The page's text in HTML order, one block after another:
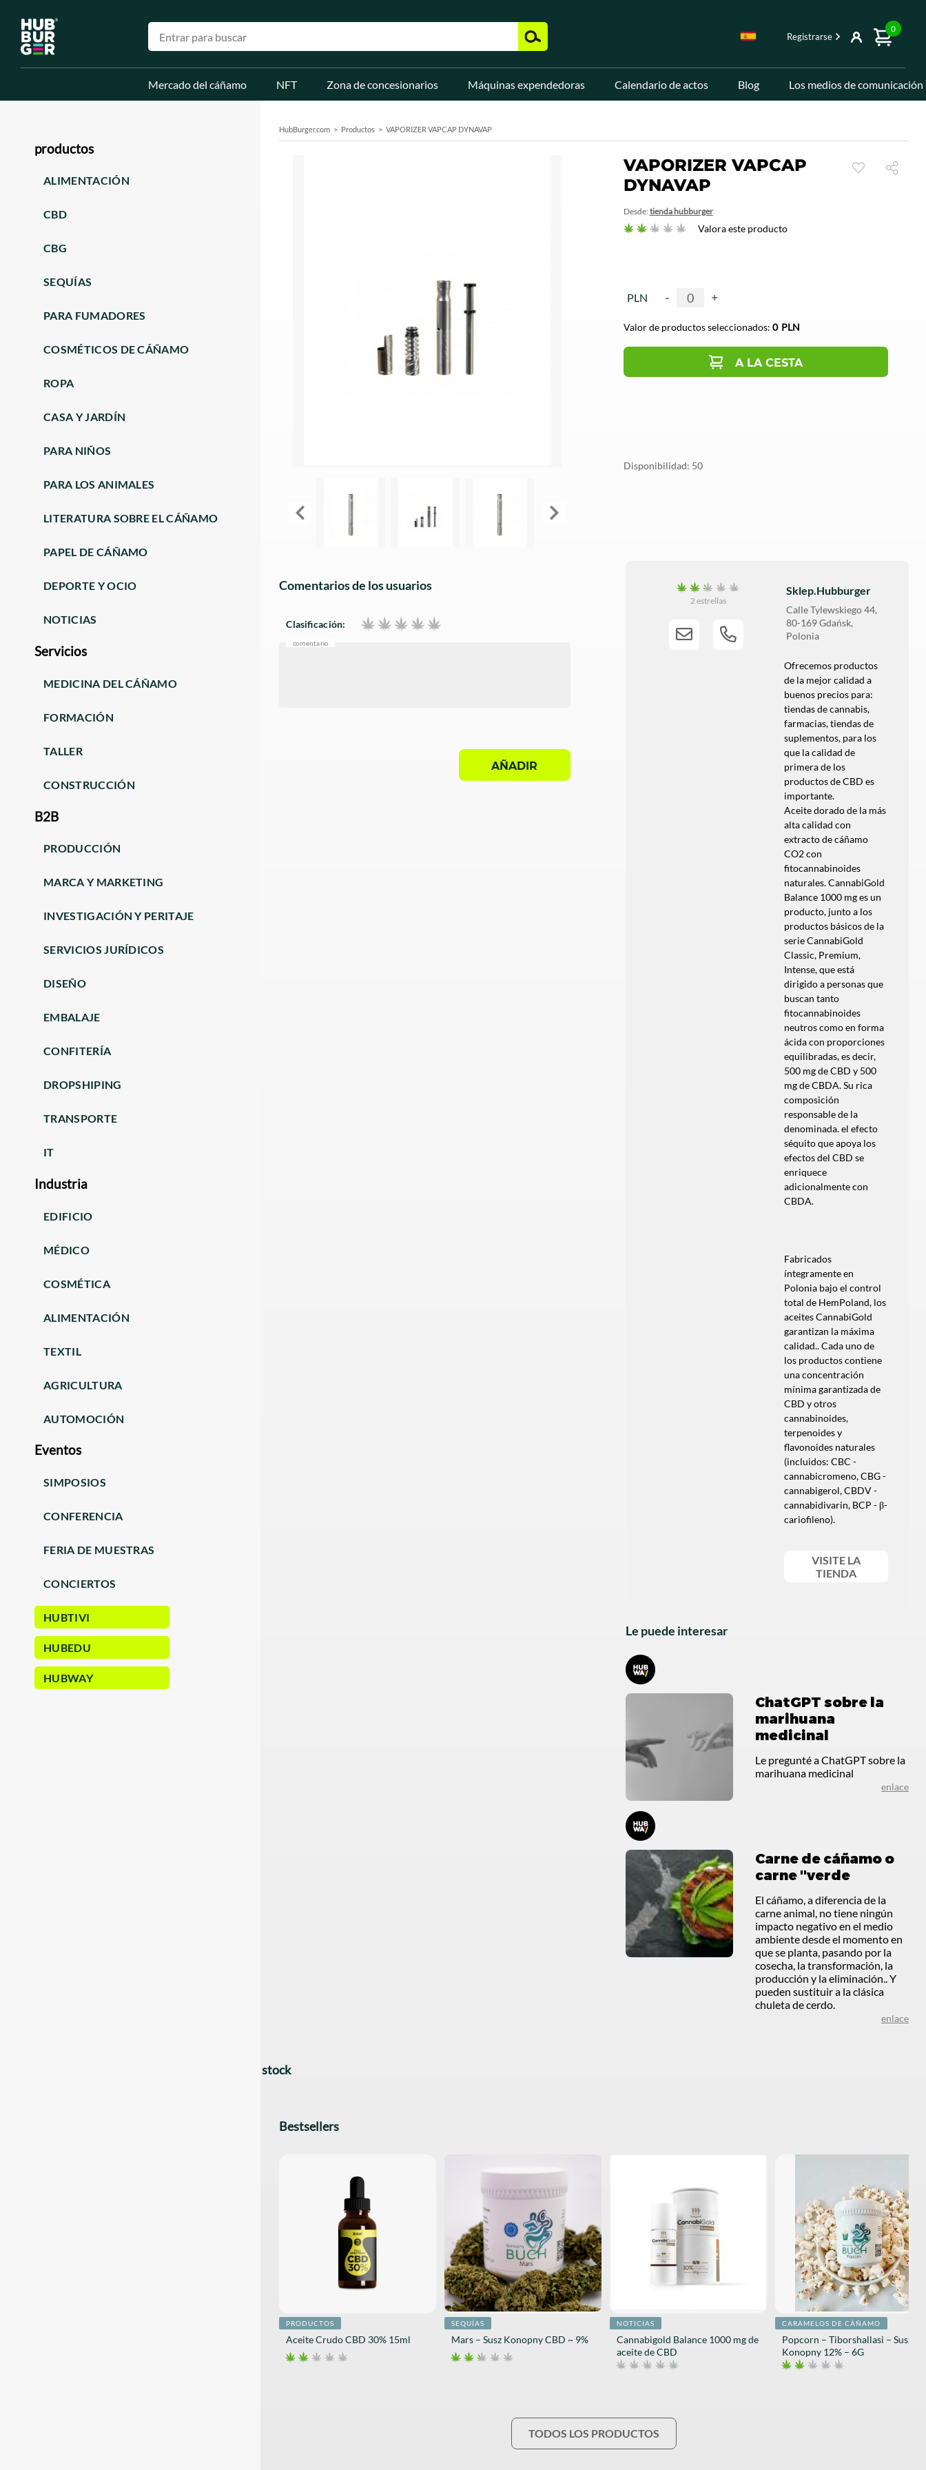
Registrarse
0
Mercado del cáñamo NFT Zona de concesionarios Máquinas expendedoras Calendario de actos Blog Los medios de
productos
ALIMENTACIÓN
CBD
CBG
SEQUÍAS
PARA FUMADORES
COSMÉTICOS DE CÁÑAMO
ROPA
CASA Y JARDÍN
PARA NIÑOS
PARA LOS ANIMALES
LITERATURA SOBRE EL CÁÑAMO
PAPEL DE CÁÑAMO
DEPORTE Y OCIO
NOTICIAS
Servicios
MEDICINA DEL CÁÑAMO
FORMACIÓN
TALLER
CONSTRUCCIÓN
B2B
PRODUCCIÓN
MARCA Y MARKETING
INVESTIGACIÓN Y PERITAJE
SERVICIOS JURÍDICOS
DISEÑO
EMBALAJE
CONFITERÍA
DROPSHIPING
TRANSPORTE
IT
Industria
EDIFICIO
MÉDICO
COSMÉTICA
ALIMENTACIÓN
TEXTIL
AGRICULTURA
AUTOMOCIÓN
Eventos
SIMPOSIOS
CONFERENCIA
FERIA DE MUESTRAS
CONCIERTOS
HUBTIVI
HUBEDU
HUBWAY
HubBurger.com Productos VAPORIZER VAPCAP DYNAVAP
VAPORIZER VAPCAP
DYNAVAP
Desde:tienda hubburger
Valora este producto
PLN - +
Valor de productos seleccionados: 0 PLN
A LA CESTA
Disponibilidad 50
Comentarios de los usuarios
Clasificación:
comentario
AÑADIR
2 estrellas
Sklep.Hubburger
CalleTylewskiego 44
80-169Gdańsk
Polonia
Ofrecemos productos
de la mejor calidad a
buenos precios para:
tiendas de cannabis,
farmacias, tiendas de
suplementos, para los
que la calidad de
primera de los
productos de CBD es
importante.
Aceite dorado de la más
alta calidad con
extracto de cáñamo
CO2 con
fitocannabinoides
naturales. CannabiGold
Balance 1000 mg es un
producto, junto a los
productos básicos de la
serie CannabiGold
Classic, Premium,
Intense, que está
dirigido a personas que
buscan tanto
fitocannabinoides
neutros como en forma
ácida con proporciones
equilibradas, es decir,
500 mg de CBD y 500
mg de CBDA. Su rica
composición
responsable de la
denominada. el efecto
séquito que apoya los
efectos del CBD se
enriquece
adicionalmente con
CBDA.
Fabricados
íntegramente en
Polonia bajo el control
total de HemPoland, los
aceites CannabiGold
garantizan la máxima
calidad.. Cada uno de
los productos contiene
una concentración
mínima garantizada de
CBD y otros
cannabinoides,
terpenoides y
flavonoides naturales
(incluidos: CBC -
cannabicromeno, CBG -
cannabigerol, CBDV -
cannabidivarin, BCP - β-
cariofileno).
VISITE LA
TIENDA
Le puede interesar
ChatGPT sobre la
marihuana
medicinal
Le pregunté a ChatGPT sobre la
marihuana medicinal
enlace
Carne de cáñamo o
carne "verde
El cáñamo, a diferencia de la
carne animal, no tiene ningún
impacto negativo en el medio
ambiente desde el momento en
que se planta, pasando por la
cosecha, la transformación, la
producción y la eliminación.. Y
pueden sustituir a la clásica
chuleta de cerdo.
enlace
stock
Bestsellers
PRODUCTOS
Aceite Crudo CBD 30% 15ml
SEQUÍAS
Mars – Susz Konopny CBD ~ 9%
NOTICIAS
Cannabigold Balance 1000 mg de
aceite de CBD
CARAMELOS DE CÁÑAMO
Popcorn – Tiborshallasi – Susz
Konopny 12% – 6G
TODOS LOS PRODUCTOS